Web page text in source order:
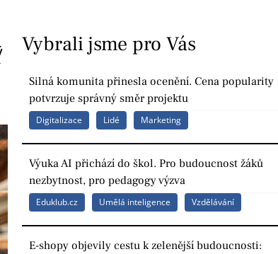
Vybrali jsme pro Vás
Silná komunita přinesla ocenění. Cena popularity
potvrzuje správný směr projektu
Digitalizace Lidé Marketing
Výuka AI přichází do škol. Pro budoucnost žáků
nezbytnost, pro pedagogy výzva
Eduklub.cz Umělá inteligence Vzdělávání
E-shopy objevily cestu k zelenější budoucnosti: